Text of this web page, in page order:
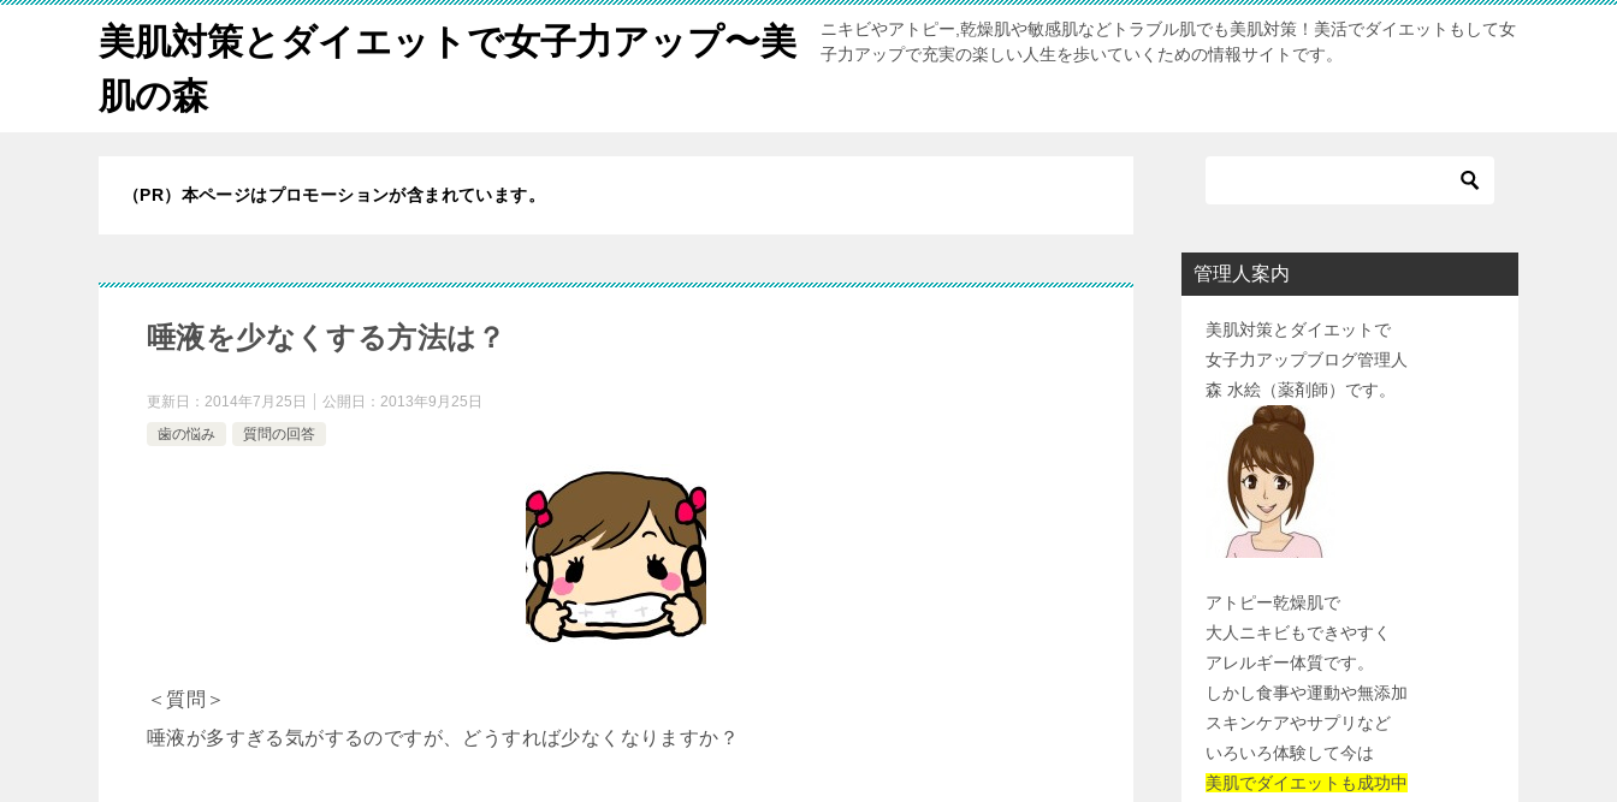
美肌対策とダイエットで女子力アップ〜美
肌の森
ニキビやアトピー,乾燥肌や敏感肌などトラブル肌でも美肌対策！美活でダイエットもして女
子力アップで充実の楽しい人生を歩いていくための情報サイトです。
（PR）本ページはプロモーションが含まれています。
唾液を少なくする方法は？
更新日： 2014年7月25日 公開日： 2013年9月25日
歯の悩み
質問の回答
＜質問＞
唾液が多すぎる気がするのですが、どうすれば少なくなりますか？
管理人案内
美肌対策とダイエットで
女子力アップブログ管理人
森 水絵（薬剤師）です。
アトピー乾燥肌で
大人ニキビもできやすく
アレルギー体質です。
しかし食事や運動や無添加
スキンケアやサプリなど
いろいろ体験して今は
美肌でダイエットも成功中